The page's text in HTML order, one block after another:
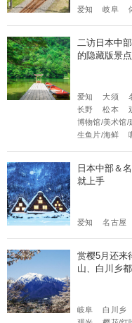
爱知 岐阜
二访日本中
的隐藏版景点
爱知 大须
长野
松本
博物馆/美术馆/
生鱼片/海鲜
日本中部＆
就上手
爱知 名古屋
赏樱5月还来
山、白川乡
岐阜 白川乡